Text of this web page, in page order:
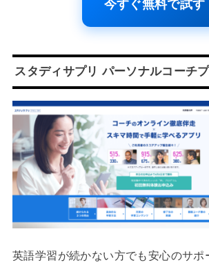
今すぐ無料で試す
スタディサプリ パーソナルコーチ
英語学習が続かない方でも安心のサポ